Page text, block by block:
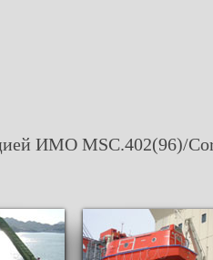
ИМО MSC.402(96)/